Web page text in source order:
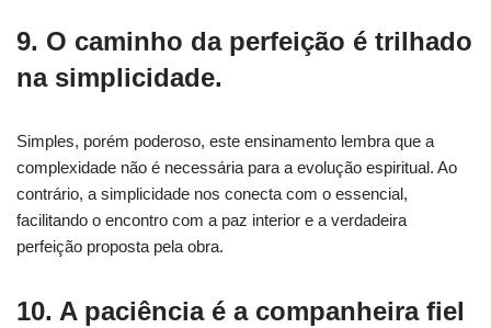
9. O caminho da perfeição é trilhado
na simplicidade.
Simples, porém poderoso, este ensinamento lembra que a
complexidade não é necessária para a evolução espiritual. Ao
contrário, a simplicidade nos conecta com o essencial,
facilitando o encontro com a paz interior e a verdadeira
perfeição proposta pela obra.
10. A paciência é a companheira fiel